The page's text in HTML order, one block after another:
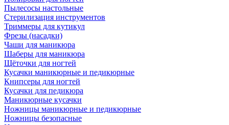
Пылесосы настольные
Стерилизация инструментов
Триммеры для кутикул
Фрезы (насадки)
Чаши для маникюра
Шаберы для маникюра
Щёточки для ногтей
Кусачки маникюрные и педикюрные
Книпсеры для ногтей
Кусачки для педикюра
Маникюрные кусачки
Ножницы маникюрные и педикюрные
Ножницы безопасные